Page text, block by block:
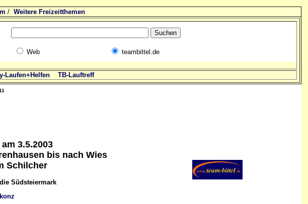
/ Weitere Freizeitthemen
Web teambittel.de
Laufen+Helfen TB-Lauftreff
3.5.2003
bis nach Wies
Schilcher
Südsteiermark